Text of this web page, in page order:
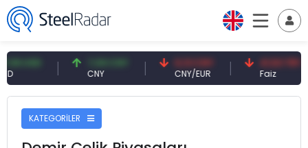
7,09 CNY
CNY
0,13 CNY
CNY/EUR
41,53 TRY
Faiz
KATEGORİLER